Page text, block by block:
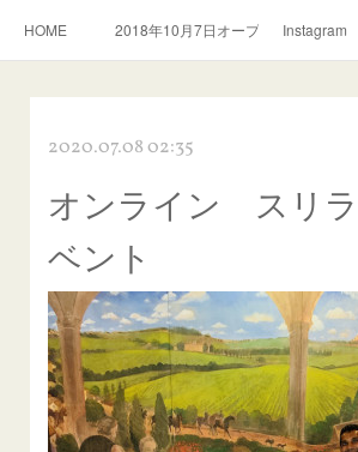
HOME 2018年10月7日オープン。スリラン
Instagram
2020.07.08 02:35
オンライン スリ
ベント